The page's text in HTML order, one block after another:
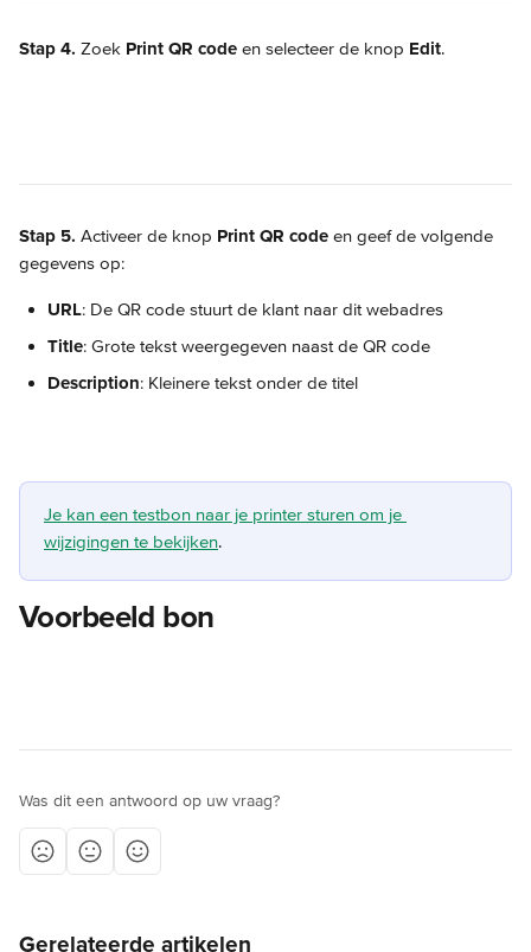
Stap 4. Zoek Print QR code en selecteer de knop Edit.
Stap 5. Activeer de knop Print QR code en geef de volgende
gegevens op:
URL: De QR code stuurt de klant naar dit webadres
Title: Grote tekst weergegeven naast de QR code
Description: Kleinere tekst onder de titel
Je kan een testbon naar je printer sturen om je
wijzigingen te bekijken.
Voorbeeld bon
Was dit een antwoord op uw vraag?
Gerelateerde artikelen